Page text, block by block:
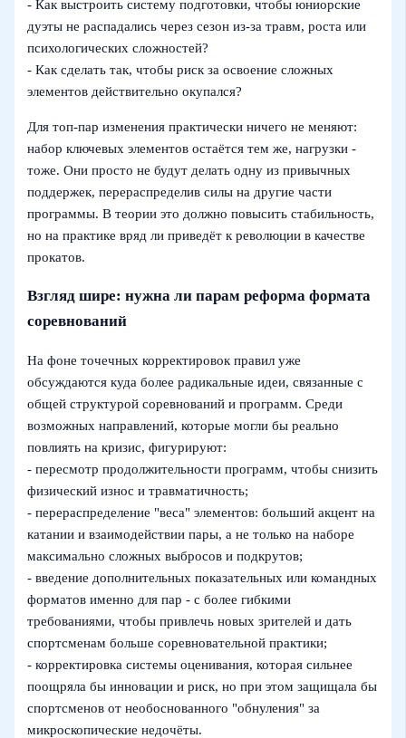
- Как выстроить систему подготовки, чтобы юниорские
дуэты не распадались через сезон из-за травм, роста или
психологических сложностей?
- Как сделать так, чтобы риск за освоение сложных
элементов действительно окупался?
Для топ-пар изменения практически ничего не меняют:
набор ключевых элементов остаётся тем же, нагрузки -
тоже. Они просто не будут делать одну из привычных
поддержек, перераспределив силы на другие части
программы. В теории это должно повысить стабильность,
но на практике вряд ли приведёт к революции в качестве
прокатов.
Взгляд шире: нужна ли парам реформа формата
соревнований
На фоне точечных корректировок правил уже
обсуждаются куда более радикальные идеи, связанные с
общей структурой соревнований и программ. Среди
возможных направлений, которые могли бы реально
повлиять на кризис, фигурируют:
- пересмотр продолжительности программ, чтобы снизить
физический износ и травматичность;
- перераспределение "веса" элементов: больший акцент на
катании и взаимодействии пары, а не только на наборе
максимально сложных выбросов и подкрутов;
- введение дополнительных показательных или командных
форматов именно для пар - с более гибкими
требованиями, чтобы привлечь новых зрителей и дать
спортсменам больше соревновательной практики;
- корректировка системы оценивания, которая сильнее
поощряла бы инновации и риск, но при этом защищала бы
спортсменов от необоснованного "обнуления" за
микроскопические недочёты.